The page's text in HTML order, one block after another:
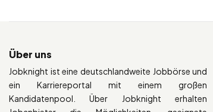
Über uns
Jobknight ist eine deutschlandweite Jobbörse und
ein Karriereportal mit einem großen
Kandidatenpool. Über Jobknight erhalten